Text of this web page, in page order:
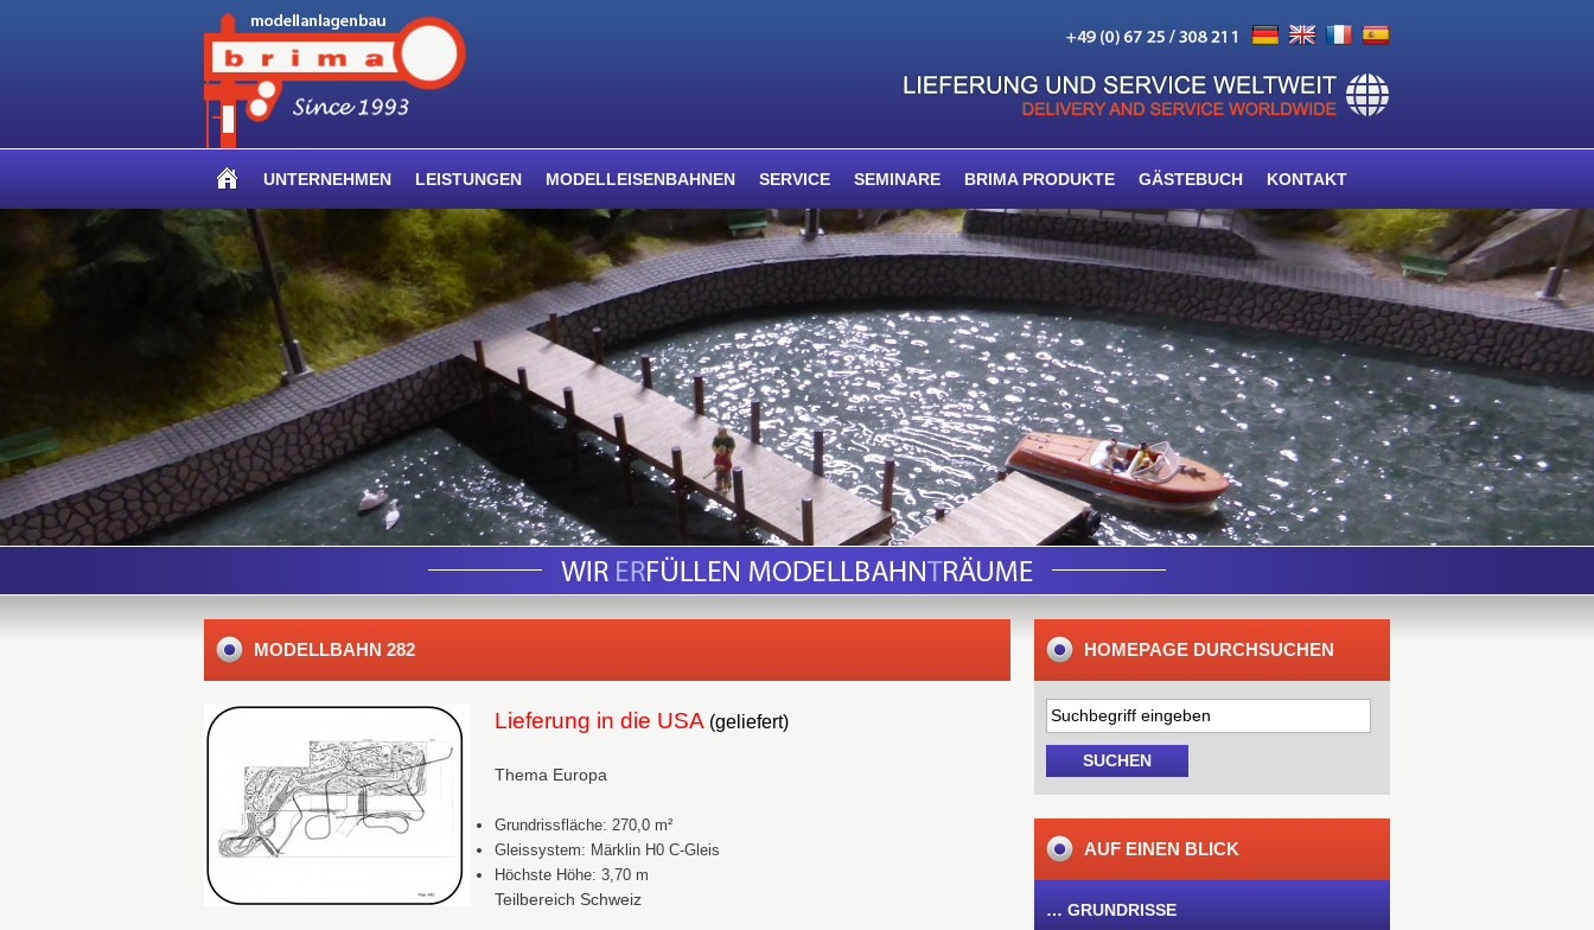
UNTERNEHMEN LEISTUNGEN MODELLEISENBAHNEN SERVICE SEMINARE BRIMA PRODUKTE GÄSTEBUCH KONTAKT
MODELLBAHN 282
Lieferung in die USA (geliefert)
Thema Europa
Grundrissfläche: 270,0 m²
Gleissystem: Märklin H0 C-Gleis
Höchste Höhe: 3,70 m
Teilbereich Schweiz
HOMEPAGE DURCHSUCHEN
AUF EINEN BLICK
… GRUNDRISSE